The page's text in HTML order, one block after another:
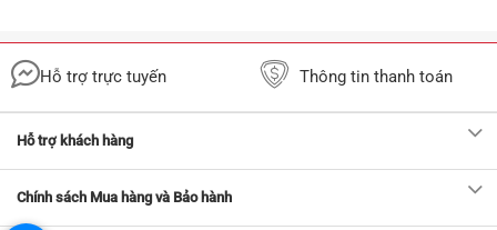
Hỗ trợ trực tuyến Thông tin thanh toán
Hỗ trợ khách hàng
Chính sách Mua hàng và Bảo hành